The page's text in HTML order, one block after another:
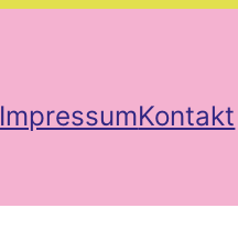
ImpressumKontakt